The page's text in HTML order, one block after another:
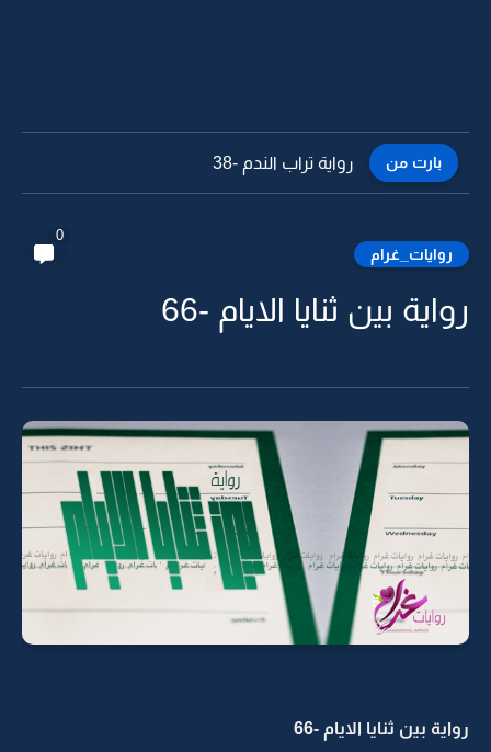
بارت من رواية تراب الندم -38
روايات_غرام
0
رواية بين ثنايا الايام -66
رواية بين ثنايا الايام -66